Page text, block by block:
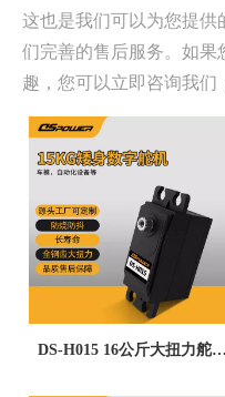
这也是我们可以为您提供
们完善的售后服务。如果
趣，您可以立即咨询我们
DS-H015 16公斤大扭力舵机